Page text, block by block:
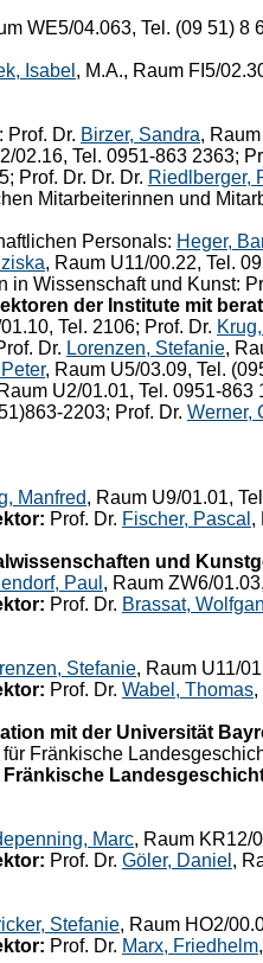
WE5/04.063, Tel. (09 51) 8
Isabel , M.A., Raum FI5/
Prof. Dr. Birzer, Sandra,
02.16, Tel. 0951-863 2363;
Prof. Dr. Dr. Dr. Riedlberger,
Mitarbeiterinnen und
Personals: Heger,
, Raum U11/00.22, Tel.
in Wissenschaft und Kunst:
der Institute mit
Tel. 2106; Prof. Dr.
Dr. Lorenzen, Stefanie,
, Raum U5/03.09, Tel.
U2/01.01, Tel. 0951-863
2203; Prof. Dr. Werner,
Manfred, Raum U9/01.01,
Prof. Dr. Fischer, Pascal ,
und
Paul , Raum ZW6/
Prof. Dr. Brassat,
Stefanie, Raum U11/
Prof. Dr. Wabel, Thomas,
mit der Universität
für Fränkische
Marc, Raum KR12/
Prof. Dr. Göler, Daniel ,
Stefanie, Raum HO2/
Prof. Dr. Marx, Friedhelm